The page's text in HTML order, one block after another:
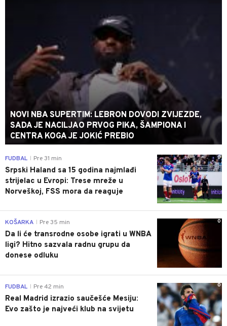
NOVI NBA SUPERTIM: LEBRON DOVODI ZVIJEZDE,
SADA JE NACILJAO PRVOG PIKA, ŠAMPIONA I
CENTRA KOGA JE JOKIĆ PREBIO
0
FUDBAL Pre 31 min
Srpski Haland sa 15 godina najmlađi
strijelac u Evropi: Trese mreže u
Norveškoj, FSS mora da reaguje
0
KOŠARKA Pre 35 min
Da li će transrodne osobe igrati u WNBA
ligi? Hitno sazvala radnu grupu da
donese odluku
0
FUDBAL Pre 42 min
Real Madrid izrazio saučešće Mesiju:
Evo zašto je najveći klub na svijetu